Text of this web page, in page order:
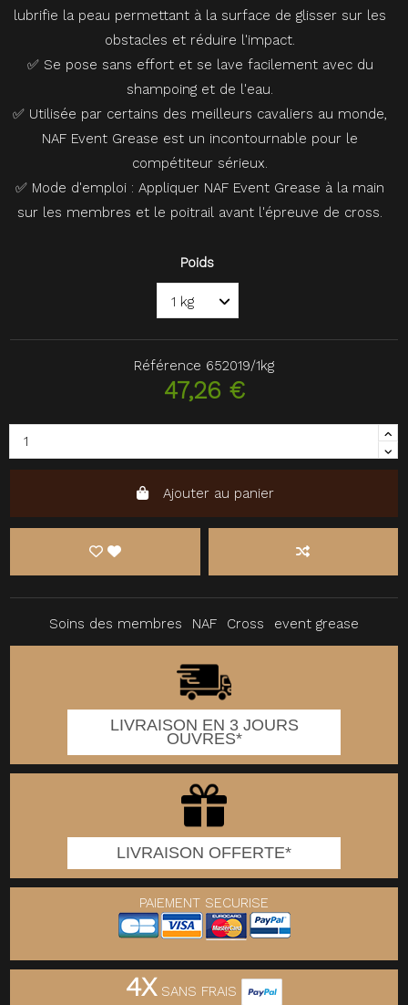
lubrifie la peau permettant à la surface de glisser sur les
obstacles et réduire l'impact.
✅ Se pose sans effort et se lave facilement avec du
shampoing et de l'eau.
✅ Utilisée par certains des meilleurs cavaliers au monde,
NAF Event Grease est un incontournable pour le
compétiteur sérieux.
✅ Mode d'emploi : Appliquer NAF Event Grease à la main
sur les membres et le poitrail avant l'épreuve de cross.
Poids
Référence 652019/1kg
47,26 €
Ajouter au panier
Soins des membres NAF Cross event grease
LIVRAISON EN 3 JOURS
OUVRES*
LIVRAISON OFFERTE*
PAIEMENT SECURISE
4XSANS FRAIS